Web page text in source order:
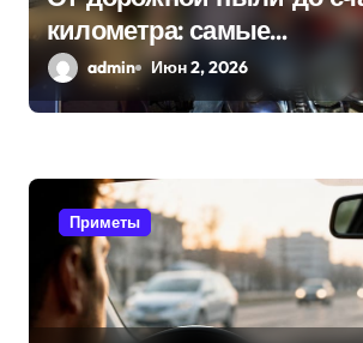
п
и
я
километра: самые
распространенные
мотоциклистов
admin Июн 2, 2026
Приметы